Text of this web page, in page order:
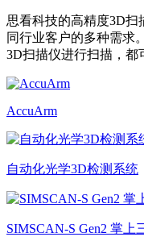
思看科技的高精度3D扫
同行业客户的多种需求
3D扫描仪进行扫描，都
AccuArm
自动化光学3D检测系统
SIMSCAN-S Gen2 掌上